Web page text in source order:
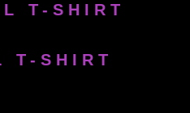
T-SHIRT
T-SHIRT